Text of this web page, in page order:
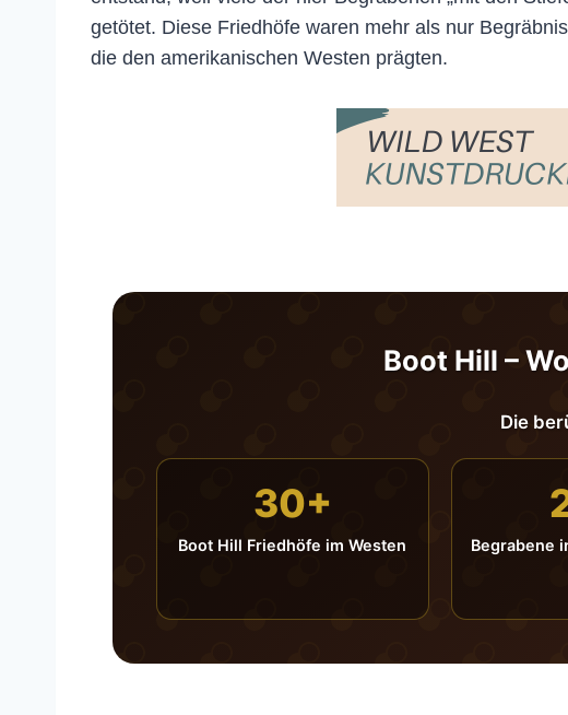
getötet. Diese Friedhöfe waren mehr als nur
die den amerikanischen Westen prägten.
Boot Hill –
Die
30+
Boot Hill Friedhöfe im Westen Begrabene